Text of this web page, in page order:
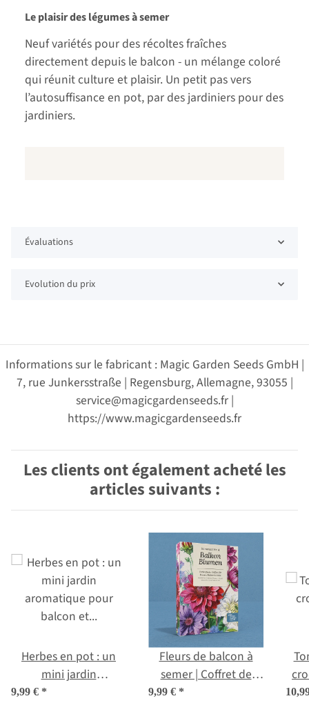
Le plaisir des légumes à semer
Neuf variétés pour des récoltes fraîches
directement depuis le balcon - un mélange coloré
qui réunit culture et plaisir. Un petit pas vers
l’autosuffisance en pot, par des jardiniers pour des
jardiniers.
Évaluations
Evolution du prix
Informations sur le fabricant : Magic Garden Seeds GmbH |
7, rue Junkersstraße | Regensburg, Allemagne, 93055 |
service@magicgardenseeds.fr |
https://www.magicgardenseeds.fr
Les clients ont également acheté les
articles suivants :
Herbes en pot : un
mini jardin
aromatique pour
9,99 € *
Fleurs de balcon à
semer | Coffret de
graines n°4
9,99 € *